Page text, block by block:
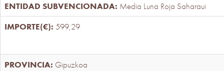
Media Luna Roja Saharaui
599,29
Gipuzkoa